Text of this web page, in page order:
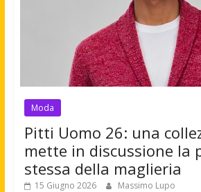
Moda
Pitti Uomo 26: una
mette in discussione la
stessa della maglieria
15 Giugno 2026 Massimo Lupo